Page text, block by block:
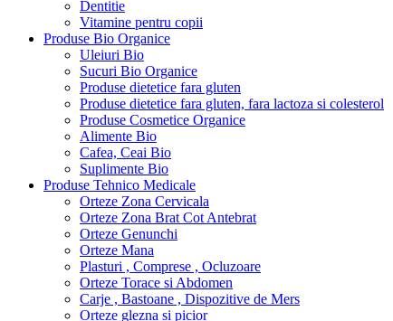
Dentitie
Vitamine pentru copii
Produse Bio Organice
Uleiuri Bio
Sucuri Bio Organice
Produse dietetice fara gluten
Produse dietetice fara gluten, fara lactoza si colesterol
Produse Cosmetice Organice
Alimente Bio
Cafea, Ceai Bio
Suplimente Bio
Produse Tehnico Medicale
Orteze Zona Cervicala
Orteze Zona Brat Cot Antebrat
Orteze Genunchi
Orteze Mana
Plasturi , Comprese , Ocluzoare
Orteze Torace si Abdomen
Carje , Bastoane , Dispozitive de Mers
Orteze glezna si picior